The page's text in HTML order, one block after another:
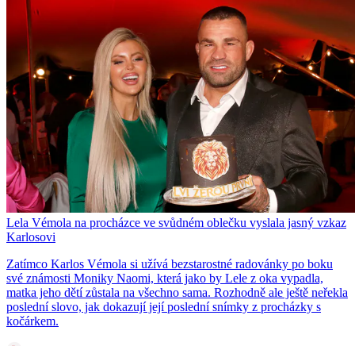
Lela Vémola na procházce ve svůdném oblečku vyslala jasný vzkaz
Karlosovi
Zatímco Karlos Vémola si užívá bezstarostné radovánky po boku
své známosti Moniky Naomi, která jako by Lele z oka vypadla,
matka jeho dětí zůstala na všechno sama. Rozhodně ale ještě neřekla
poslední slovo, jak dokazují její poslední snímky z procházky s
kočárkem.